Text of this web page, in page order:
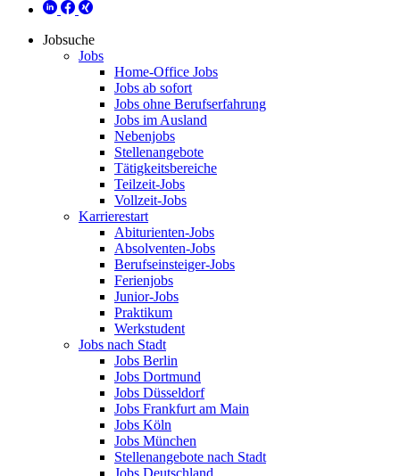
Jobsuche
Jobs
Home-Office Jobs
Jobs ab sofort
Jobs ohne Berufserfahrung
Jobs im Ausland
Nebenjobs
Stellenangebote
Tätigkeitsbereiche
Teilzeit-Jobs
Vollzeit-Jobs
Karrierestart
Abiturienten-Jobs
Absolventen-Jobs
Berufseinsteiger-Jobs
Ferienjobs
Junior-Jobs
Praktikum
Werkstudent
Jobs nach Stadt
Jobs Berlin
Jobs Dortmund
Jobs Düsseldorf
Jobs Frankfurt am Main
Jobs Köln
Jobs München
Stellenangebote nach Stadt
Jobs Deutschland